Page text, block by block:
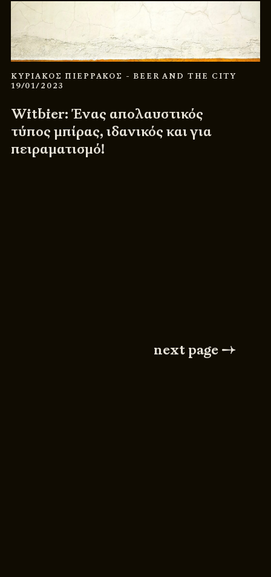
ΚΥΡΙΑΚΟΣ ΠΙΕΡΡΑΚΟΣ - BEER AND THE CITY
19/01/2023
Witbier: Ένας απολαυστικός
τύπος μπίρας, ιδανικός και για
πειραματισμό!
next page →